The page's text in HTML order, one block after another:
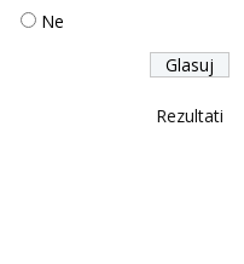
Ne
Rezultati